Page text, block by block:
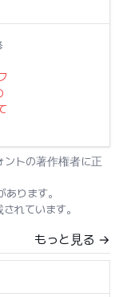
トの著作権者に正
ります。
れています。
もっと見る →